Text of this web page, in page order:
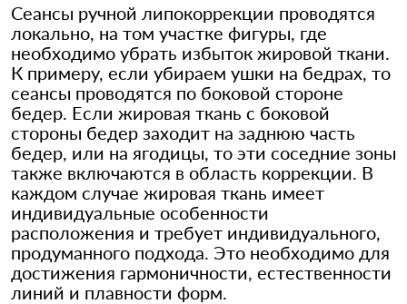
Сеансы ручной липокоррекции проводятся
локально, на том участке фигуры, где
необходимо убрать избыток жировой ткани.
К примеру, если убираем ушки на бедрах, то
сеансы проводятся по боковой стороне
бедер. Если жировая ткань с боковой
стороны бедер заходит на заднюю часть
бедер, или на ягодицы, то эти соседние зоны
также включаются в область коррекции. В
каждом случае жировая ткань имеет
индивидуальные особенности
расположения и требует индивидуального,
продуманного подхода. Это необходимо для
достижения гармоничности, естественности
линий и плавности форм.